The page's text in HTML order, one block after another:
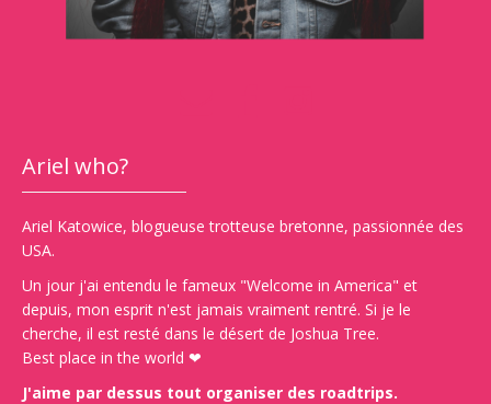
Ariel who?
Ariel Katowice, blogueuse trotteuse bretonne, passionnée des
USA.
Un jour j'ai entendu le fameux "Welcome in America" et
depuis, mon esprit n'est jamais vraiment rentré. Si je le
cherche, il est resté dans le désert de Joshua Tree.
Best place in the world ❤
J'aime par dessus tout organiser des roadtrips.